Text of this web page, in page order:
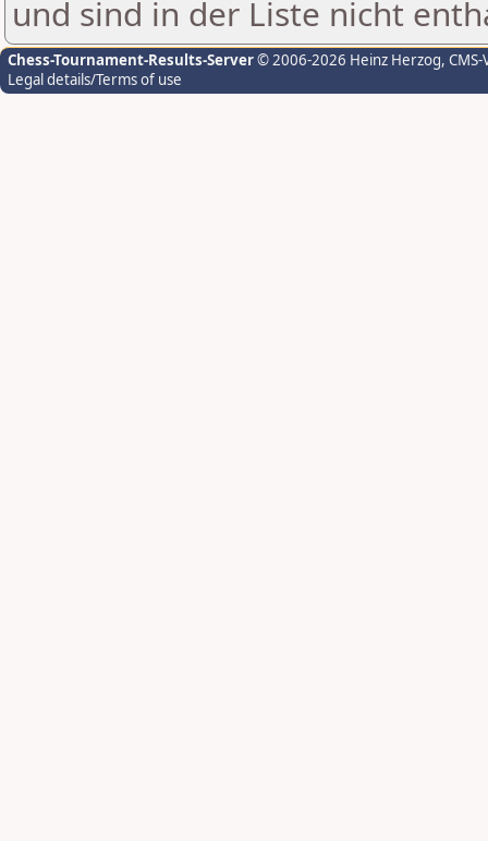
und sind in der Liste nicht
Chess-Tournament-Results-Server© 2006-2026 Heinz Herzog,
Legal details/Terms of use